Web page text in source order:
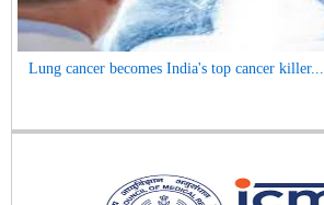
Lung cancer becomes India's top cancer killer...